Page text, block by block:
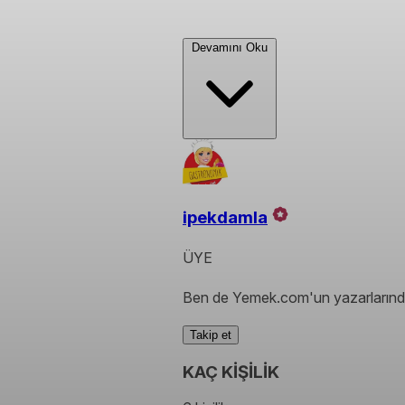
Devamını Oku
ipekdamla
ÜYE
Ben de Yemek.com'un
Takip et
KAÇ KİŞİLİK